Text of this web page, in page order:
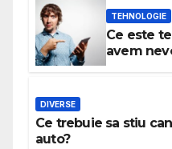
TEHNOLOGIE
Ce este
avem
DIVERSE
Ce trebuie sa stiu
auto?